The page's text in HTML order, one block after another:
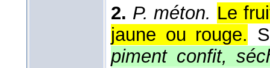
2. P. méton. Le
jaune ou rouge.
piment confit,